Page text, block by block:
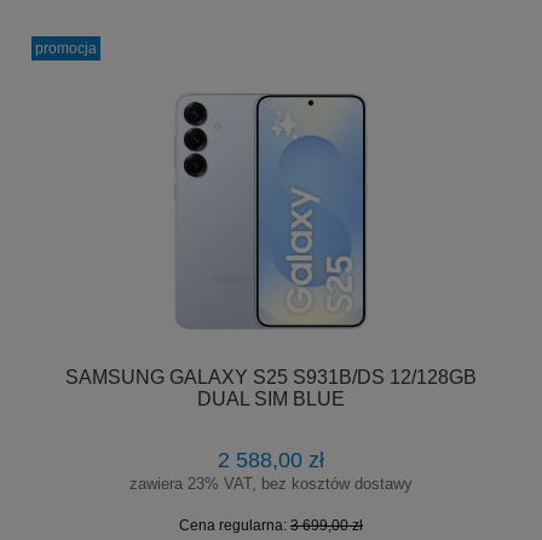
SAMSUNG GALAXY S25 S931B/DS 12/128GB
DUAL SIM BLUE
2 588,00 zł
zawiera 23% VAT, bez kosztów dostawy
Cena regularna: 3 699,00 zł
promocja